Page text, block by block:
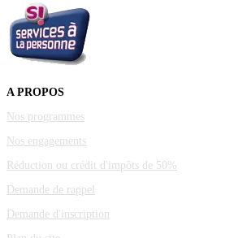
A PROPOS
Nos programmes
Nos engagements
Réduction ou crédit d'impôts de 50%
Demande de rappel
Demande d'inscription